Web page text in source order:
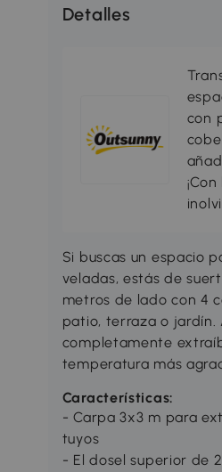
Detalles
con
Si buscas un espacio
veladas, estás de
metros de lado con 4
patio, terraza o jardín.
completamente
temperatura más
Características:
- Carpa 3x3 m para
tuyos
- El dosel superior de